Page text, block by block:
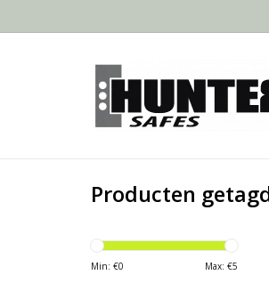
Producten
Min: €0 Max: €5